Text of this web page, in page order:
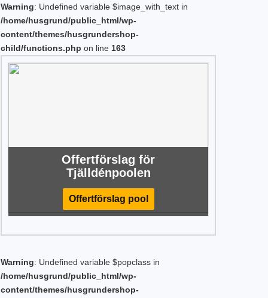
Warning: Undefined variable $image_with_text in
/home/husgrund/public_html/wp-
content/themes/husgrundershop-
child/functions.php on line 163
Offertförslag för
Tjälldénpoolen
Offertförslag pool
Warning: Undefined variable $popclass in
/home/husgrund/public_html/wp-
content/themes/husgrundershop-